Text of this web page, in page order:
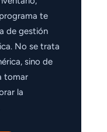
te
de gestión
No se trata
sino de
tomar
la